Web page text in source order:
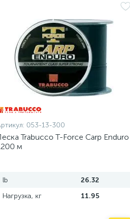
053-13-300
Trabucco T-Force Carp Enduro
м
lb
26.32
Нагрузка, кг
11.95